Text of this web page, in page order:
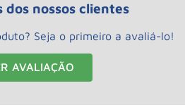
dos nossos clientes
Seja o primeiro a avaliá-lo!
AVALIAÇÃO